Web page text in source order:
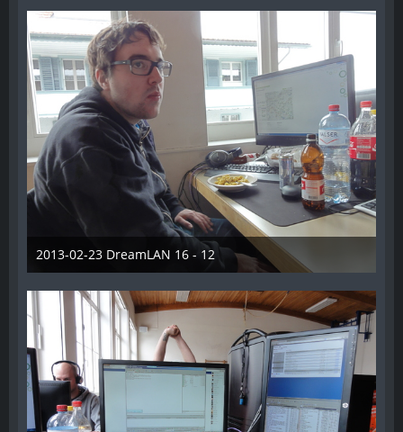
2013-02-23 DreamLAN 16 - 12
7. Juni 2014